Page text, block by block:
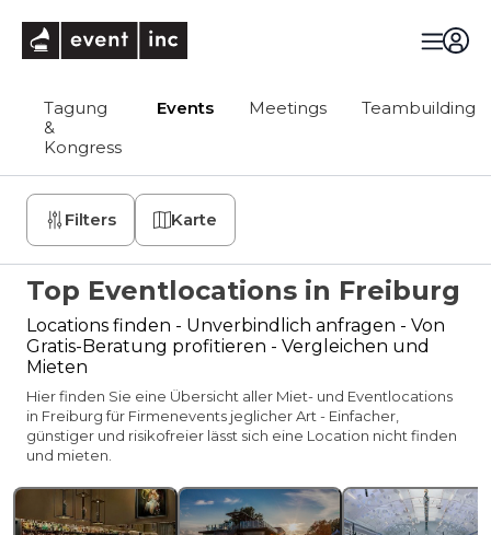
Tagung
&
Kongress
Events Meetings Teambuilding
Filters Karte
Top Eventlocations in Freiburg
Locations finden - Unverbindlich anfragen - Von
Gratis-Beratung profitieren - Vergleichen und
Mieten
Hier finden Sie eine Übersicht aller Miet- und Eventlocations
in Freiburg für Firmenevents jeglicher Art - Einfacher,
günstiger und risikofreier lässt sich eine Location nicht finden
und mieten.